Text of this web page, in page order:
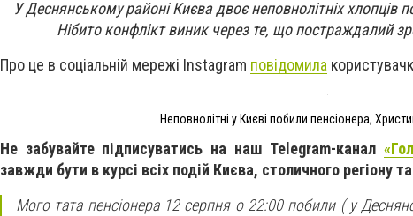
У Деснянському районі Києва двоє неповнолітніх хлопців
Нібито конфлікт виник через те, що постраждалий
Про це в соціальній мережі Instagram повідомила
Неповнолітні у Києві побили пенсіонера,
Не забувайте підписуватись на наш Telegram-канал
завжди бути в курсі всіх подій Києва, столичного регіону
Мого тата пенсіонера 12 серпня о 22:00 побили ( у